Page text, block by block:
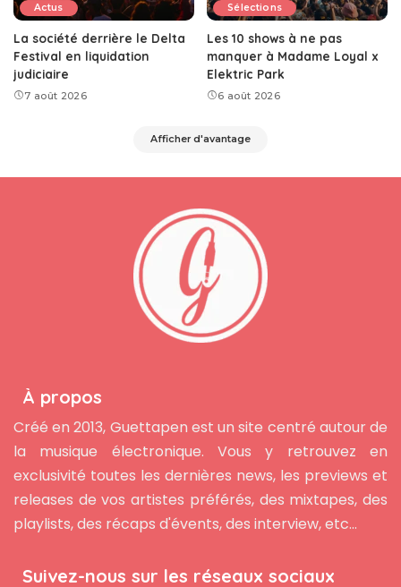
Actus
La société derrière le Delta
Festival en liquidation
judiciaire
7 août 2026
Sélections
Les 10 shows à ne pas
manquer à Madame Loyal x
Elektric Park
6 août 2026
Afficher d'avantage
À propos
Créé en 2013, Guettapen est un site centré autour de
la musique électronique. Vous y retrouvez en
exclusivité toutes les dernières news, les previews et
releases de vos artistes préférés, des mixtapes, des
playlists, des récaps d'évents, des interview, etc...
Suivez-nous sur les réseaux sociaux